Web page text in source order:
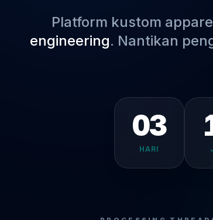
Platform kustom
engineering. Nantikan
03
HARI